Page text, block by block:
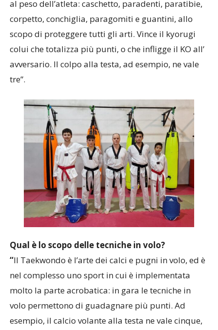
protezioni e dei sensori tarati in base all’ altezza e
al peso dell’atleta: caschetto, paradenti, paratibie,
corpetto, conchiglia, paragomiti e guantini, allo
scopo di proteggere tutti gli arti. Vince il kyorugi
colui che totalizza più punti, o che infligge il KO all’
avversario. Il colpo alla testa, ad esempio, ne vale
tre”.
Qual è lo scopo delle tecniche in volo?
“Il Taekwondo è l’arte dei calci e pugni in volo, ed è
nel complesso uno sport in cui è implementata
molto la parte acrobatica: in gara le tecniche in
volo permettono di guadagnare più punti. Ad